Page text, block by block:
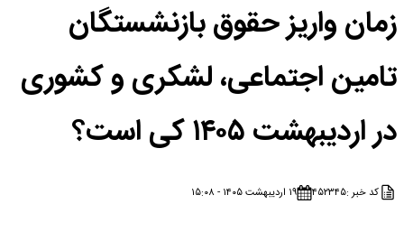
زمان واریز حقوق بازنشستگان
تامین اجتماعی، لشکری و کشوری
در اردیبهشت ۱۴۰۵ کی است؟
کد خبر :۴۵۲۳۴۵ ۱۹ اردیبهشت ۱۴۰۵ - ۱۵:۰۸